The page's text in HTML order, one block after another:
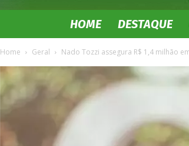
HOME DESTAQUE
Home Geral Nado Tozzi assegura R$ 1,4 milhão